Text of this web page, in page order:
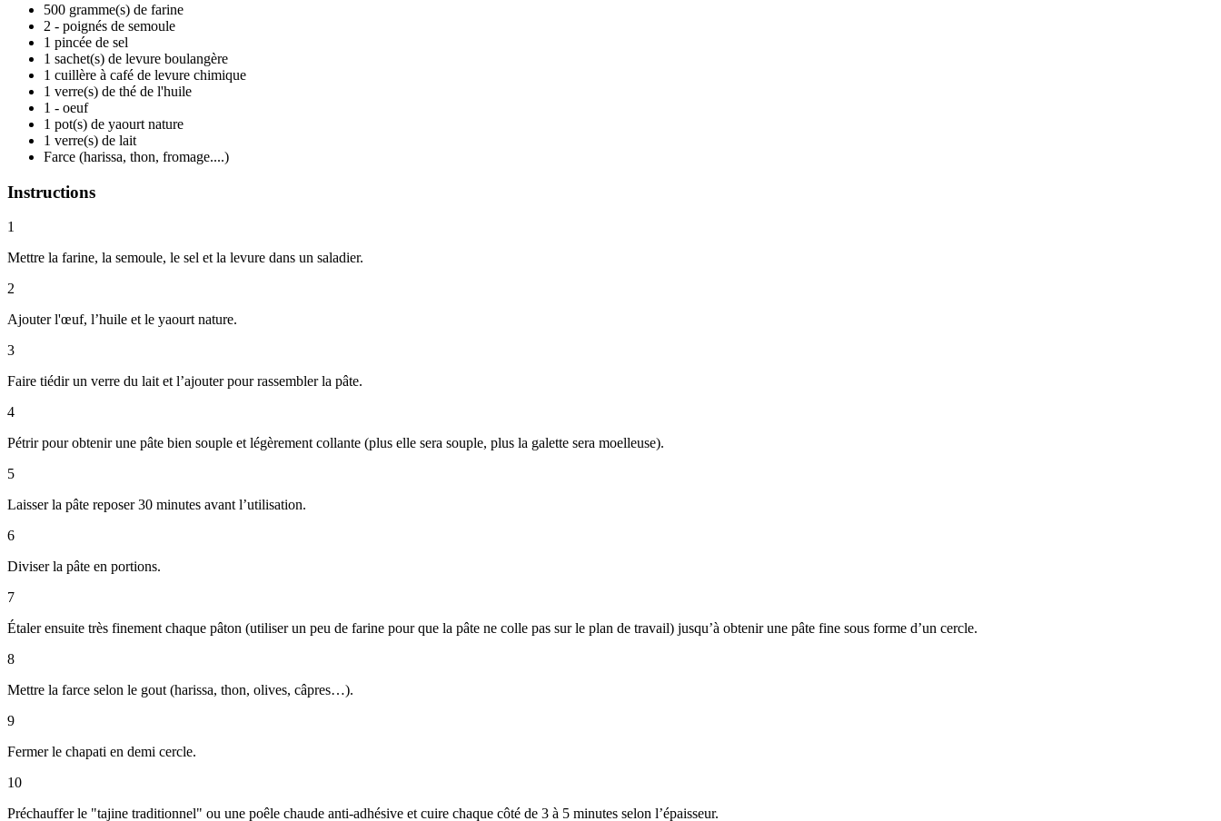
500 gramme(s) de farine
2 - poignés de semoule
1 pincée de sel
1 sachet(s) de levure boulangère
1 cuillère à café de levure chimique
1 verre(s) de thé de l'huile
1 - oeuf
1 pot(s) de yaourt nature
1 verre(s) de lait
Farce (harissa, thon, fromage....)
Instructions
1
Mettre la farine, la semoule, le sel et la levure dans un saladier.
2
Ajouter l'œuf, l’huile et le yaourt nature.
3
Faire tiédir un verre du lait et l’ajouter pour rassembler la pâte.
4
Pétrir pour obtenir une pâte bien souple et légèrement collante (plus elle sera souple, plus la galette sera moelleuse).
5
Laisser la pâte reposer 30 minutes avant l’utilisation.
6
Diviser la pâte en portions.
7
Étaler ensuite très finement chaque pâton (utiliser un peu de farine pour que la pâte ne colle pas sur le plan de travail) jusqu’à obtenir une pâte fine sous forme d’un cercle.
8
Mettre la farce selon le gout (harissa, thon, olives, câpres…).
9
Fermer le chapati en demi cercle.
10
Préchauffer le "tajine traditionnel" ou une poêle chaude anti-adhésive et cuire chaque côté de 3 à 5 minutes selon l’épaisseur.